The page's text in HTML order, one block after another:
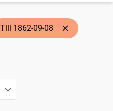
Till 1862-09-08